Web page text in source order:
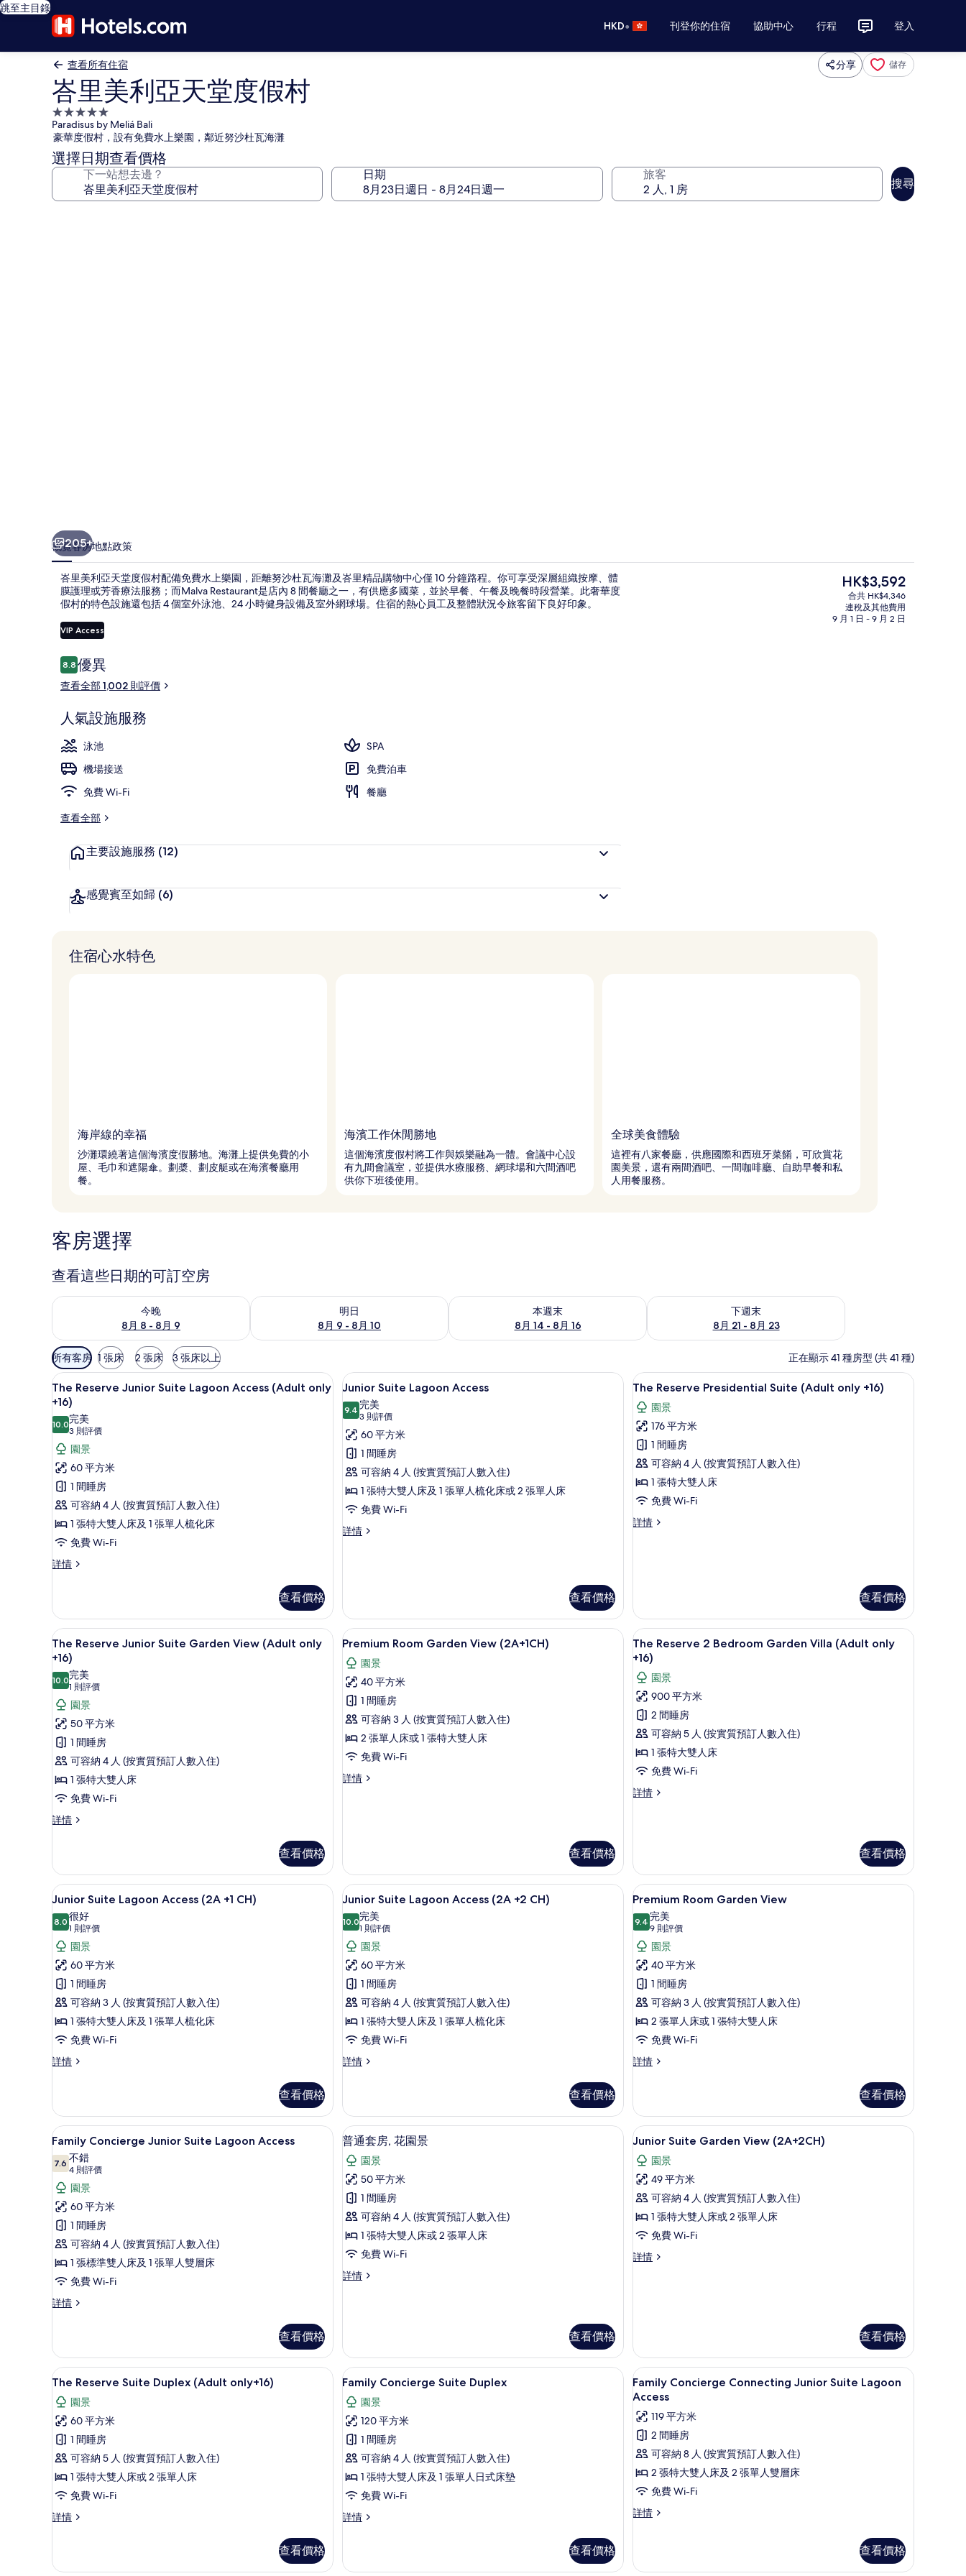
跳至主目錄
HKD• 刊登你的住宿 協助中心 行程 登入
查看所有住宿 分享 儲存
峇里美利亞天堂度假村
5.0
星
級
住
宿
Paradisus by Meliá Bali
豪華度假村，設有免費水上樂園，鄰近努沙杜瓦海灘
選擇日期查看價格
下一站想去邊？ 日期 旅客
搜尋
8 間餐廳；供應早餐、午餐和晚餐
205+
概覽客房地點政策
峇里美利亞天堂度假村配備免費水上樂園，距離努沙杜瓦海灘及峇里精品購物中心僅 10 分鐘路程。你可享受深層組織按摩、體
膜護理或芳香療法服務；而Malva Restaurant是店內 8 間餐廳之一，有供應多國菜，並於早餐、午餐及晚餐時段營業。此奢華度
假村的特色設施還包括 4 個室外泳池、24 小時健身設備及室外網球場。住宿的熱心員工及整體狀況令旅客留下良好印象。
VIP Access
評
價
8.88.8 分，滿分 10 分，
優異
查看全部 1,002 則評價
人氣設施服務
泳池
SPA
機場接送
免費泊車
免費 Wi-Fi
餐廳
查看全部
主要設施服務 (12)
感覺賓至如歸 (6)
現
價
HK$3,592
HK$3,592
合共 HK$4,346
連稅及其他費用
9 月 1 日 - 9 月 2 日
住宿心水特色
海岸線的幸福
沙灘環繞著這個海濱度假勝地。海灘上提供免費的小
屋、毛巾和遮陽傘。劃槳、劃皮艇或在海濱餐廳用
餐。
海濱工作休閒勝地
這個海濱度假村將工作與娛樂融為一體。會議中心設
有九間會議室，並提供水療服務、網球場和六間酒吧
供你下班後使用。
全球美食體驗
這裡有八家餐廳，供應國際和西班牙菜餚，可欣賞花
園美景，還有兩間酒吧、一間咖啡廳、自助早餐和私
人用餐服務。
客房選擇
查看這些日期的可訂空房
今晚
8月 8 - 8月 9
查看今晚 8月 8 - 8月 9的可訂空房
明日
8月 9 - 8月 10
查看明日 8月 9 - 8月 10的可訂空房
本週末
8月 14 - 8月 16
查看本週末 8月 14 - 8月 16的可訂空房
下週末
8月 21 - 8月 23
查看下週末 8月 21 - 8月 23的可訂空房
可
用
嘅
客
房
篩
選
條
件
所有客房 1 張床 2 張床 3 張床以上 正在顯示 41 種房型 (共 41 種)
載
入
所
有
The
Reserve
Junior
Suite
Lagoon
Access
only
相
片
The Reserve Junior Suite Lagoon Access (Adult only +16) | 迷你吧、房內夾萬、書桌、手提電腦工作空間
6
The Reserve Junior Suite Lagoon Access (Adult only
+16)
10.010.0 分，滿分 10 分
完美
3 則評價
(3
則
評
價)
園景
60 平方米
1 間睡房
可容納 4 人 (按實質預訂人數入住)
1 張特大雙人床及 1 張單人梳化床
免費 Wi-Fi
詳情
The
Lagoon
Access
(Adult
only
詳
情
查看價格
載
入
所
有
Junior
Suite
Lagoon
Access
相
迷你吧、房內夾萬、書桌、手提電腦工作空間
5
Junior Suite Lagoon Access
9.49.4 分，滿分 10 分
完美
3 則評價
(3
則
評
價)
60 平方米
1 間睡房
可容納 4 人 (按實質預訂人數入住)
1 張特大雙人床及 1 張單人梳化床或 2 張單人床
免費 Wi-Fi
詳情
Junior
查看價格
載
入
所
有
The
Reserve
Presidential
Suite
(Adult
片
迷你吧、房內夾萬、書桌、手提電腦工作空間
6
The Reserve Presidential Suite (Adult only +16)
園景
176 平方米
1 間睡房
可容納 4 人 (按實質預訂人數入住)
1 張特大雙人床
免費 Wi-Fi
詳情
The
詳
查看價格
載
入
所
有
The
Reserve
Junior
Suite
Garden
View
only
相
片
迷你吧、房內夾萬、書桌、手提電腦工作空間
5
The Reserve Junior Suite Garden View (Adult only
+16)
10.010.0 分，滿分 10 分
完美
1 則評價
(1
則
評
價)
園景
50 平方米
1 間睡房
可容納 4 人 (按實質預訂人數入住)
1 張特大雙人床
免費 Wi-Fi
詳情
The
Garden
View
(Adult
only
+16)
情
查看價格
載
入
所
有
Premium
Room
Garden
View
(2A+1CH)
迷你吧、房內夾萬、書桌、手提電腦工作空間
5
Premium Room Garden View (2A+1CH)
園景
40 平方米
1 間睡房
可容納 3 人 (按實質預訂人數入住)
2 張單人床或 1 張特大雙人床
免費 Wi-Fi
詳情
Premium
查看價格
載
入
所
有
The
Reserve
2
Bedroom
Garden
Villa
相
片
The Reserve 2 Bedroom Garden Villa (Adult
7
The Reserve 2 Bedroom Garden Villa (Adult only
+16)
園景
900 平方米
2 間睡房
可容納 5 人 (按實質預訂人數入住)
1 張特大雙人床
免費 Wi-Fi
詳情
The
(Adult
only
+16)
情
查看價格
載
入
所
有
Junior
Suite
Lagoon
Access
(2A
+1
CH)
片
迷你吧、房內夾萬、書桌、手提電腦工作空間
5
Junior Suite Lagoon Access (2A +1 CH)
8.08.0 分，滿分 10 分
很好
1 則評價
(1
則
評
價)
園景
60 平方米
1 間睡房
可容納 3 人 (按實質預訂人數入住)
1 張特大雙人床及 1 張單人梳化床
免費 Wi-Fi
詳情
Junior
(2A
+1
CH)
情
查看價格
載
入
所
有
Junior
Suite
Lagoon
Access
(2A
+2
CH)
片
迷你吧、房內夾萬、書桌、手提電腦工作空間
5
Junior Suite Lagoon Access (2A +2 CH)
10.010.0 分，滿分 10 分
完美
1 則評價
(1
則
評
價)
園景
60 平方米
1 間睡房
可容納 4 人 (按實質預訂人數入住)
1 張特大雙人床及 1 張單人梳化床
免費 Wi-Fi
詳情
Junior
(2A
+2
CH)
詳
情
查看價格
載
入
所
有
Premium
Room
Garden
View
的
片
迷你吧、房內夾萬、書桌、手提電腦工作空間
5
Premium Room Garden View
9.49.4 分，滿分 10 分
完美
9 則評價
(9
則
評
價)
園景
40 平方米
1 間睡房
可容納 3 人 (按實質預訂人數入住)
2 張單人床或 1 張特大雙人床
免費 Wi-Fi
詳情
Premium
詳
情
查看價格
載
入
所
有
Family
Concierge
Junior
Suite
Lagoon
Access
的
片
迷你吧、房內夾萬、書桌、手提電腦工作空間
9
Family Concierge Junior Suite Lagoon Access
7.67.6 分，滿分 10 分
不錯
4 則評價
(4
則
評
價)
園景
60 平方米
1 間睡房
可容納 4 人 (按實質預訂人數入住)
1 張標準雙人床及 1 張單人雙層床
免費 Wi-Fi
詳情
Family
Lagoon
Access
詳
情
查看價格
載
入
所
有
普
通
套
花
相
片
迷你吧、房內夾萬、書桌、手提電腦工作空間
5
普通套房, 花園景
園景
50 平方米
1 間睡房
可容納 4 人 (按實質預訂人數入住)
1 張特大雙人床或 2 張單人床
免費 Wi-Fi
詳情
普
景
詳
情
查看價格
載
入
所
有
Junior
Suite
Garden
View
迷你吧、房內夾萬、書桌、手提電腦工作空間
5
Junior Suite Garden View (2A+2CH)
園景
49 平方米
可容納 4 人 (按實質預訂人數入住)
1 張特大雙人床或 2 張單人床
免費 Wi-Fi
詳情
Junior
查看價格
載
入
所
有
The
Reserve
Suite
Duplex
(Adult
相
迷你吧、房內夾萬、書桌、手提電腦工作空間
5
The Reserve Suite Duplex (Adult only+16)
園景
60 平方米
1 間睡房
可容納 5 人 (按實質預訂人數入住)
1 張特大雙人床或 2 張單人床
免費 Wi-Fi
詳情
The
(Adult
查看價格
載
入
所
有
Family
Concierge
Suite
Duplex
的
迷你吧、房內夾萬、書桌、手提電腦工作空間
6
Family Concierge Suite Duplex
園景
120 平方米
1 間睡房
可容納 4 人 (按實質預訂人數入住)
1 張特大雙人床及 1 張單人日式床墊
免費 Wi-Fi
詳情
Family
詳
查看價格
載
入
所
有
Family
Concierge
Connecting
Junior
Suite
的
迷你吧、房內夾萬、書桌、手提電腦工作空間
6
Family Concierge Connecting Junior Suite Lagoon
Access
119 平方米
2 間睡房
可容納 8 人 (按實質預訂人數入住)
2 張特大雙人床及 2 張單人雙層床
免費 Wi-Fi
詳情
Family
Suite
查看價格